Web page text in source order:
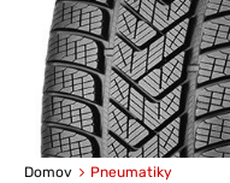
Domov
Pneumatiky